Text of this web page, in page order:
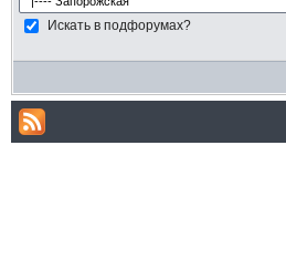
Искать в подфорумах?